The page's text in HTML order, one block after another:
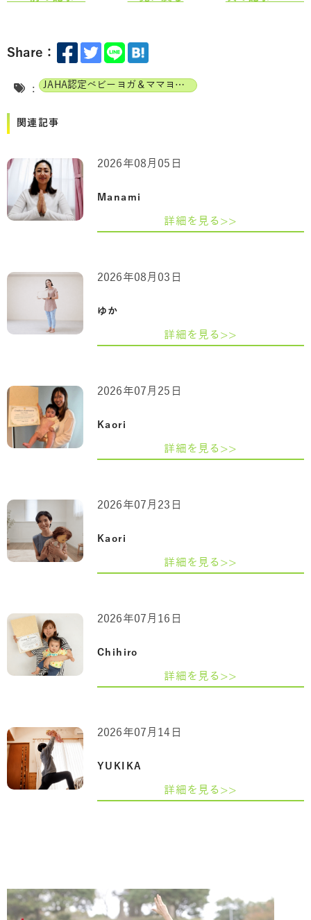
Share：
: JAHA認定ベビーヨガ＆ママヨガインストラクター
関連記事
Manami
2026年08月05日
詳細を見る>>
ゆか
2026年08月03日
詳細を見る>>
Kaori
2026年07月25日
詳細を見る>>
Kaori
2026年07月23日
詳細を見る>>
Chihiro
2026年07月16日
詳細を見る>>
YUKIKA
2026年07月14日
詳細を見る>>